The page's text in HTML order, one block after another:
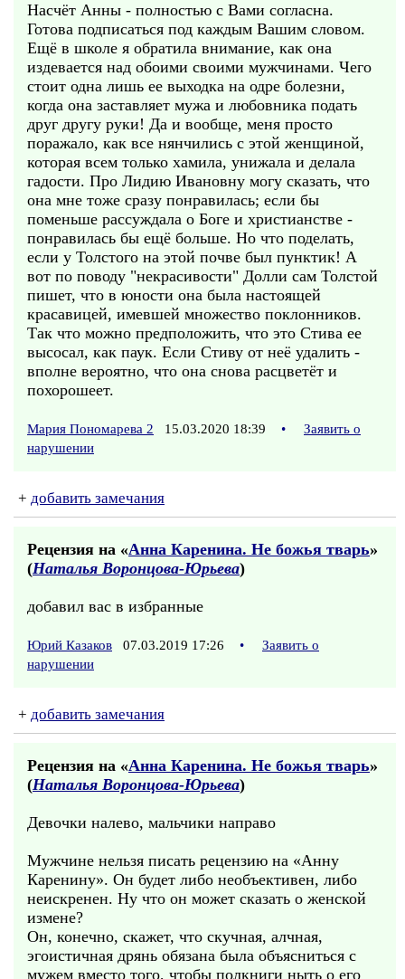
Насчёт Анны - полностью с Вами согласна.
Готова подписаться под каждым Вашим словом.
Ещё в школе я обратила внимание, как она
издевается над обоими своими мужчинами. Чего
стоит одна лишь ее выходка на одре болезни,
когда она заставляет мужа и любовника подать
друг другу руки! Да и вообще, меня просто
поражало, как все нянчились с этой женщиной,
которая всем только хамила, унижала и делала
гадости. Про Лидию Ивановну могу сказать, что
она мне тоже сразу понравилась; если бы
поменьше рассуждала о Боге и христианстве -
понравилась бы ещё больше. Но что поделать,
если у Толстого на этой почве был пунктик! А
вот по поводу "некрасивости" Долли сам Толстой
пишет, что в юности она была настоящей
красавицей, имевшей множество поклонников.
Так что можно предположить, что это Стива ее
высосал, как паук. Если Стиву от неё удалить -
вполне вероятно, что она снова расцветёт и
похорошеет.
Мария Пономарева 2 15.03.2020 18:39 •
Заявить о
нарушении
+ добавить замечания
Рецензия на «Анна Каренина. Не божья тварь»
(Наталья Воронцова-Юрьева)
добавил вас в избранные
Юрий Казаков 07.03.2019 17:26 •
Заявить о
нарушении
+ добавить замечания
Рецензия на «Анна Каренина. Не божья тварь»
(Наталья Воронцова-Юрьева)
Девочки налево, мальчики направо
Мужчине нельзя писать рецензию на «Анну
Каренину». Он будет либо необъективен, либо
неискренен. Ну что он может сказать о женской
измене?
Он, конечно, скажет, что скучная, алчная,
эгоистичная дрянь обязана была объясниться с
мужем вместо того, чтобы полкниги ныть о его